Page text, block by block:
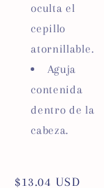
oculta el
cepillo
atornillable.
Aguja
contenida
dentro de la
cabeza.
Precio
$13.04 USD